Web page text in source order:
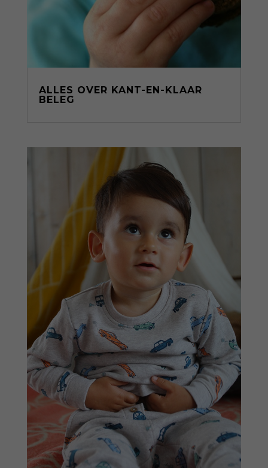
ALLES OVER KANT-EN-KLAAR
BELEG